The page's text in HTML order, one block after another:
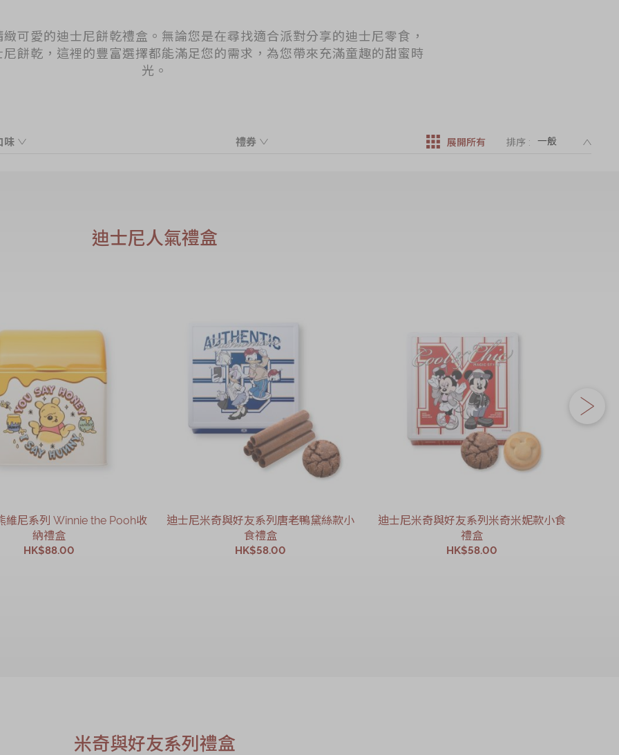
可愛的迪士尼餅乾禮盒。無論您是在尋找適合派對分享的迪士尼零食，
餅乾，這裡的豐富選擇都能滿足您的需求，為您帶來充滿童趣的甜蜜時
光。
味
禮券
展開所有 排序 :
迪士尼人氣禮盒
維尼系列 Winnie the Pooh收
納禮盒
HK$88.00
迪士尼米奇與好友系列唐老鴨黛絲款小
食禮盒
HK$58.00
迪士尼米奇與好友系列米奇米妮款小食
禮盒
HK$58.00
米奇與好友系列禮盒